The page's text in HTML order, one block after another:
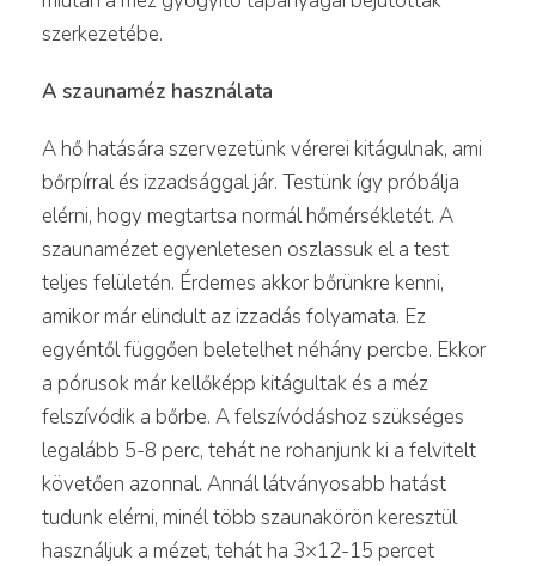
szerkezetébe.
A szaunaméz használata
A hő hatására szervezetünk vérerei kitágulnak, ami
bőrpírral és izzadsággal jár. Testünk így próbálja
elérni, hogy megtartsa normál hőmérsékletét. A
szaunamézet egyenletesen oszlassuk el a test
teljes felületén. Érdemes akkor bőrünkre kenni,
amikor már elindult az izzadás folyamata. Ez
egyéntől függően beletelhet néhány percbe. Ekkor
a pórusok már kellőképp kitágultak és a méz
felszívódik a bőrbe. A felszívódáshoz szükséges
legalább 5-8 perc, tehát ne rohanjunk ki a felvitelt
követően azonnal. Annál látványosabb hatást
tudunk elérni, minél több szaunakörön keresztül
használjuk a mézet, tehát ha 3×12-15 percet